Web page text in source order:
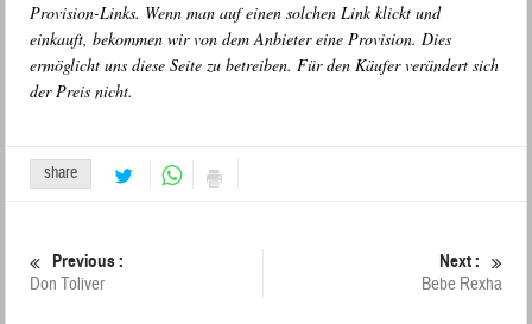
Provision-Links. Wenn man auf einen solchen Link klickt und
einkauft, bekommen wir von dem Anbieter eine Provision. Dies
ermöglicht uns diese Seite zu betreiben. Für den Käufer verändert sich
der Preis nicht.
share
Previous :
Don Toliver
Next :
Bebe Rexha